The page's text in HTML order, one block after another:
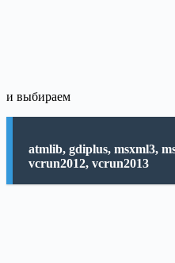
и выбираем
atmlib, gdiplus, msxml3,
vcrun2012, vcrun2013